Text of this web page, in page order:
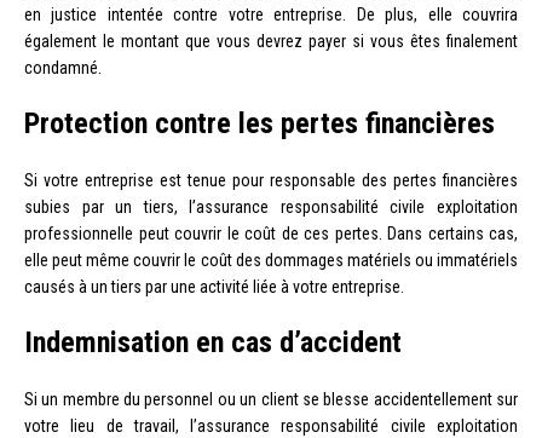
en justice intentée contre votre entreprise. De plus, elle couvrira
également le montant que vous devrez payer si vous êtes finalement
condamné.
Protection contre les pertes financières
Si votre entreprise est tenue pour responsable des pertes financières
subies par un tiers, l’assurance responsabilité civile exploitation
professionnelle peut couvrir le coût de ces pertes. Dans certains cas,
elle peut même couvrir le coût des dommages matériels ou immatériels
causés à un tiers par une activité liée à votre entreprise.
Indemnisation en cas d’accident
Si un membre du personnel ou un client se blesse accidentellement sur
votre lieu de travail, l’assurance responsabilité civile exploitation